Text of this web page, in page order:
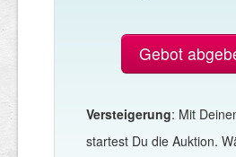
Gebot
Versteigerung: Mit
startest Du die Auktion.